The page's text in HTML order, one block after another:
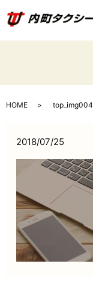
HOME top_img004
2018/07/25